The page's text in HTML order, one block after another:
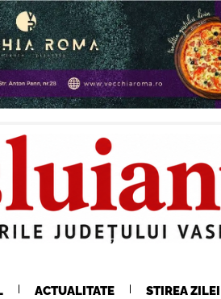
ACTUALITATE STIREA ZILEI